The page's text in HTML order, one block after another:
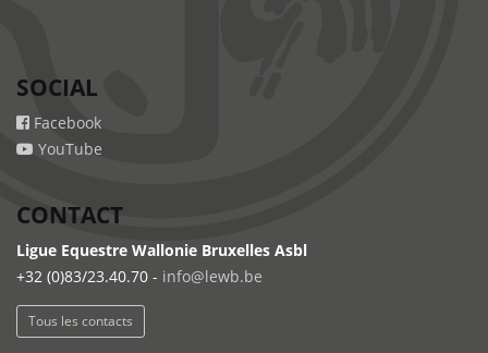
SOCIAL
Facebook
YouTube
CONTACT
Ligue Equestre Wallonie Bruxelles Asbl
+32 (0)83/23.40.70 - info@lewb.be
Tous les contacts